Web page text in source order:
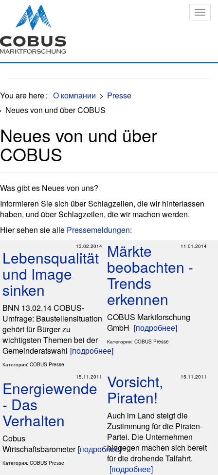
Oops, an error occurred! Code: 20260807103537717c4b98
You are here: О компании > Presse
Neues von und über COBUS
Neues von und über
COBUS
Was gibt es Neues von uns?
Informieren Sie sich über Schlagzeilen, die wir hinterlassen
haben, und über Schlagzeilen, die wir machen werden.
Hier sehen sie alle Pressemeldungen:
13.02.2014
Lebensqualität
und Image
sinken
BNN 13.02.14 COBUS-
Umfrage: Baustellensituation
gehört für Bürger zu
wichtigsten Themen bei der
Gemeinderatswahl [подробнее]
Категория: COBUS Presse
11.01.2014
Märkte
beobachten -
Trends
erkennen
COBUS Marktforschung
GmbH [подробнее]
Категория: COBUS Presse
15.11.2011
Energiewende
- Das
Verhalten
Cobus
Wirtschaftsbarometer [подробнее]
Категория: COBUS Presse
15.11.2011
Vorsicht,
Piraten!
Auch im Land steigt die
Zustimmung für die Piraten-
Partei. Die Unternehmen
hingegen machen sich bereit
für die drohende Talfahrt.
[подробнее]